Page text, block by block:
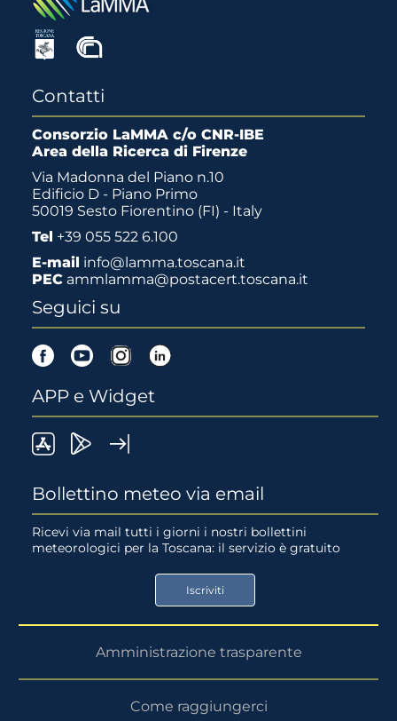
Contatti
Consorzio LaMMA c/o CNR-IBE
Area della Ricerca di Firenze
Via Madonna del Piano n.10
Edificio D - Piano Primo
50019 Sesto Fiorentino (FI) - Italy
Tel +39 055 522 6.100
E-mail info@lamma.toscana.it
PEC ammlamma@postacert.toscana.it
Seguici su
FacebookYoutubeInstagram
APP e Widget
LaMMA
su
App
Lamma
su
Google
Store
Bollettino meteo via email
Ricevi via mail tutti i giorni i nostri bollettini
meteorologici per la Toscana: il servizio è gratuito
Iscriviti
Amministrazione trasparente
Come raggiungerci